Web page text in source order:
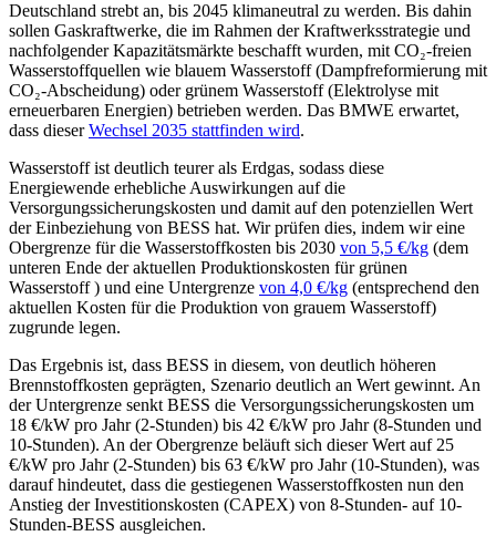
Deutschland strebt an, bis 2045 klimaneutral zu werden. Bis dahin
sollen Gaskraftwerke, die im Rahmen der Kraftwerksstrategie und
nachfolgender Kapazitätsmärkte beschafft wurden, mit CO₂-freien
Wasserstoffquellen wie blauem Wasserstoff (Dampfreformierung mit
CO₂-Abscheidung) oder grünem Wasserstoff (Elektrolyse mit
erneuerbaren Energien) betrieben werden. Das BMWE erwartet,
dass dieserWechsel 2035 stattfinden wird.
Wasserstoff ist deutlich teurer als Erdgas, sodass diese
Energiewende erhebliche Auswirkungen auf die
Versorgungssicherungskosten und damit auf den potenziellen Wert
der Einbeziehung von BESS hat. Wir prüfen dies, indem wir eine
Obergrenze für die Wasserstoffkosten bis 2030 von 5,5 €/kg (dem
unteren Ende der aktuellen Produktionskosten für grünen
Wasserstoff ) und eine Untergrenze von 4,0 €/kg (entsprechend den
aktuellen Kosten für die Produktion von grauem Wasserstoff)
zugrunde legen.
Das Ergebnis ist, dass BESS in diesem, von deutlich höheren
Brennstoffkosten geprägten, Szenario deutlich an Wert gewinnt. An
der Untergrenze senkt BESS die Versorgungssicherungskosten um
18 €/kW pro Jahr (2-Stunden) bis 42 €/kW pro Jahr (8-Stunden und
10-Stunden). An der Obergrenze beläuft sich dieser Wert auf 25
€/kW pro Jahr (2-Stunden) bis 63 €/kW pro Jahr (10-Stunden), was
darauf hindeutet, dass die gestiegenen Wasserstoffkosten nun den
Anstieg der Investitionskosten (CAPEX) von 8-Stunden- auf 10-
Stunden-BESS ausgleichen.